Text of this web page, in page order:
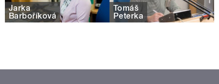
Jarka
Barboříková
Tomáš
Peterka